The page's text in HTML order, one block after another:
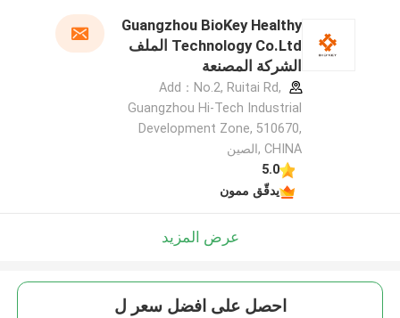
Guangzhou BioKey Healthy
Technology Co.Ltd الملف
الشركة المصنعة
Add：No.2, Ruitai Rd,
Guangzhou Hi-Tech Industrial
Development Zone, 510670,
CHINA ,الصين
5.0
يدقّق ممون
عرض المزيد
احصل على افضل سعر ل